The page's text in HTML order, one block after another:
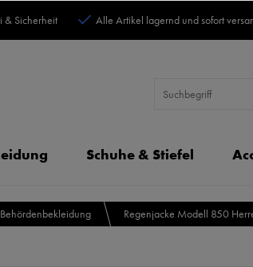
& Sicherheit Alle Artikel lagernd und sofort
Schuhe & Stiefel
Behördenbekleidung Regenjacke Modell 850